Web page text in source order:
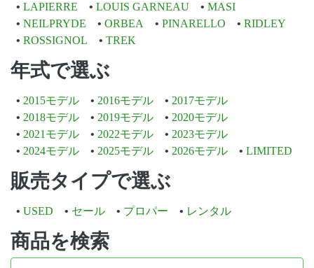
LAPIERRE
LOUIS GARNEAU
MASI
NEILPRYDE
ORBEA PINARELLO
RIDLEY
ROSSIGNOL
TREK
年式で選ぶ
2015モデル 2016モデル
2017モデル
2018モデル
2019モデル
2020モデル
2021モデル
2022モデル
2023モデル
2024モデル
2025モデル 2026モデル LIMITED
販売タイプで選ぶ
USED セール プロパー レンタル
商品を検索